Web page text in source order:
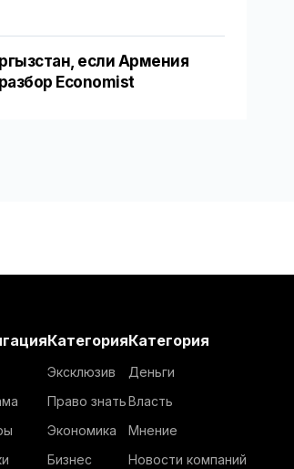
если Армения
Economist
Категория
Эксклюзив
Право знать
Экономика
Бизнес
Категория
Деньги
Власть
Мнение
Новости компаний